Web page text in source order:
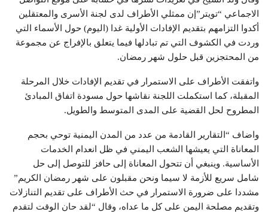
الاجماعي “تويتر”إن ممثلي الأطراف لدى لجنة الأسرى والمعتقلين
أكدوا التزامهم بتقديم الإفادات الأولية غدا (اليوم) حول الأسماء التي
وردت في الكشوف التي تم تبادلها فيما يتعلق بالإفراج عن مجموعة
من المحتجزين قبل حلول شهر رمضان.
واتفقت الأطراف على الاستمرار في تقديم الإفادات خلال المرحلة
المقبلة، كما استكملت اللجنة نقاشها حول مسودة اتفاق المبادئ
المطروح لحل القضية على المدى المتوسط والطويل.
واضاف “التقارير القادمة من عدد من المدن اليمنية توحي بحجم
المعاناة التي يعيشها الشعب اليمني في ظل انعدام الخدمات
الأساسية. وينبغي أن تتحول المعاناة إلى حافز للتوصل إلى حل
شامل سريع للأزمة لا سيما ونحن مقبلون على شهر رمضان الكريم”
مشددا على ضرورة الاستمرار في حث الأطراف على تقديم التنازلات
وتقديم مصلحة اليمن على كل ما عداه، وقال “لقد حان الوقت لتقدم